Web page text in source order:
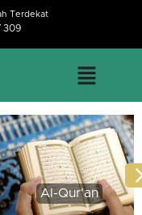
Terdekat
309
Al-Qur'an